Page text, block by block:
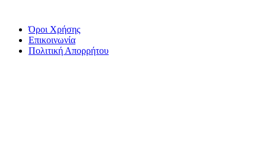
Όροι Χρήσης
Επικοινωνία
Πολιτική Απορρήτου